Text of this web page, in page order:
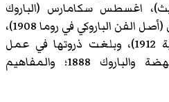
اغسطس سكامارس (الباروك
والروكوكو 1896)، ألويس ريجل (أصل الفن الباروكي في روما 1908)،
ويلهيم بندر (الباروك الألمانية 1912)، وبلغت ذروتها في عمل
هانيريش ويلفين (عصر النهضة والباروك 1888؛ والمفاهيم